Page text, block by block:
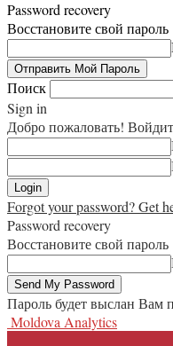
Password recovery
Восстановите свой пароль
Поиск
Sign in
Добро пожаловать!
Forgot your password? Get
Password recovery
Восстановите свой пароль
Пароль будет выслан Вам
Moldova Analytics